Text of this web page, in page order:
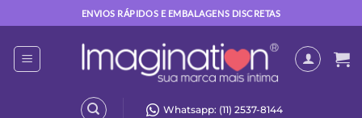
to
content
ENVIOS RÁPIDOS E EMBALAGENS DISCRETAS
Whatsapp: (11) 2537-8144